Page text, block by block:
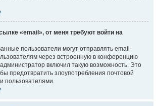
«email», от меня требуют войти на
пользователи могут отправлять email-
через встроенную в конференцию
включил такую возможность. Это
предотвратить злоупотребления почтовой
пользователями.